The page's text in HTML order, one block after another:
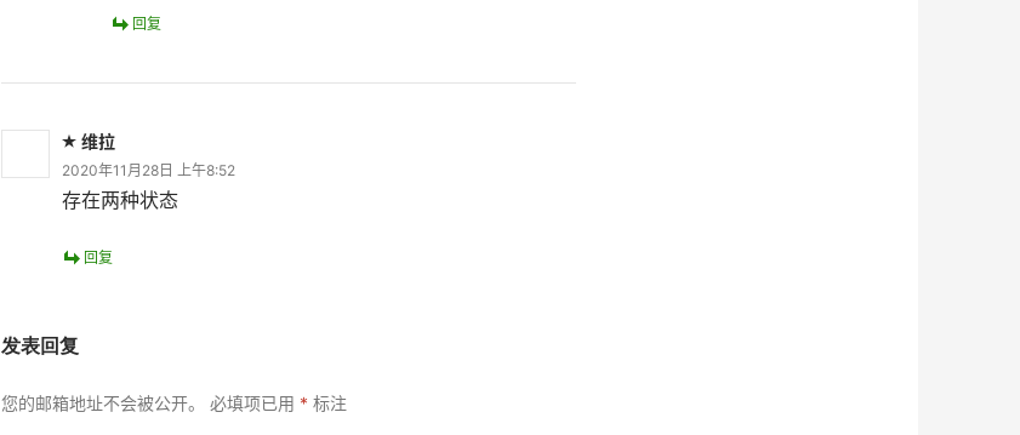
回复
维拉
2020年11月28日 上午8:52
存在两种状态
回复
发表回复
您的邮箱地址不会被公开。 必填项已用 * 标注